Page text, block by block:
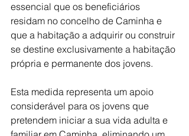
essencial que os beneficiários
residam no concelho de Caminha e
que a habitação a adquirir ou construir
se destine exclusivamente a habitação
própria e permanente dos jovens.
Esta medida representa um apoio
considerável para os jovens que
pretendem iniciar a sua vida adulta e